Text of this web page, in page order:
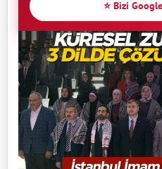
⭐ Bizi